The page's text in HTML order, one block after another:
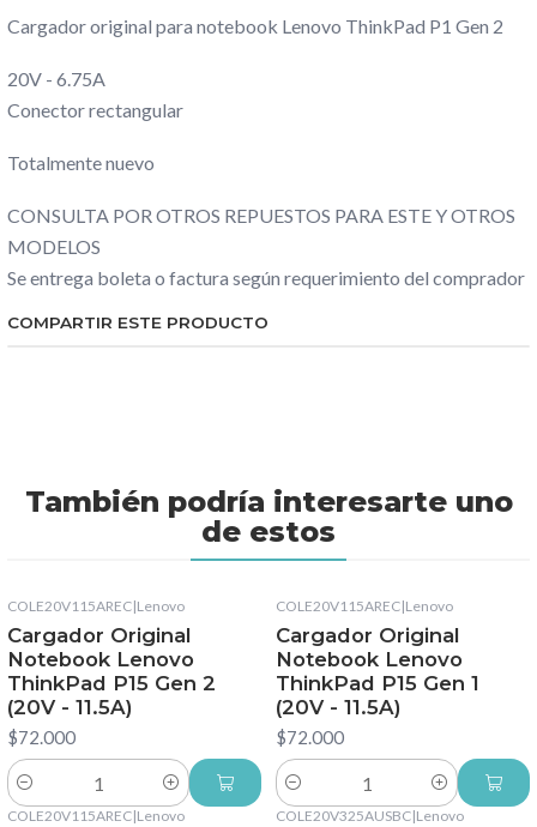
Cargador original para notebook Lenovo ThinkPad P1 Gen 2
20V - 6.75A
Conector rectangular
Totalmente nuevo
CONSULTA POR OTROS REPUESTOS PARA ESTE Y OTROS
MODELOS
Se entrega boleta o factura según requerimiento del comprador
COMPARTIR ESTE PRODUCTO
También podría interesarte uno
de estos
COLE20V115AREC|Lenovo
Cargador Original
Notebook Lenovo
ThinkPad P15 Gen 2
(20V - 11.5A)
$72.000
Cantidad
COLE20V115AREC|Lenovo
Cargador Original
Notebook Lenovo
ThinkPad P15 Gen 1
(20V - 11.5A)
$72.000
Cantidad
COLE20V115AREC|Lenovo COLE20V325AUSBC|Lenovo